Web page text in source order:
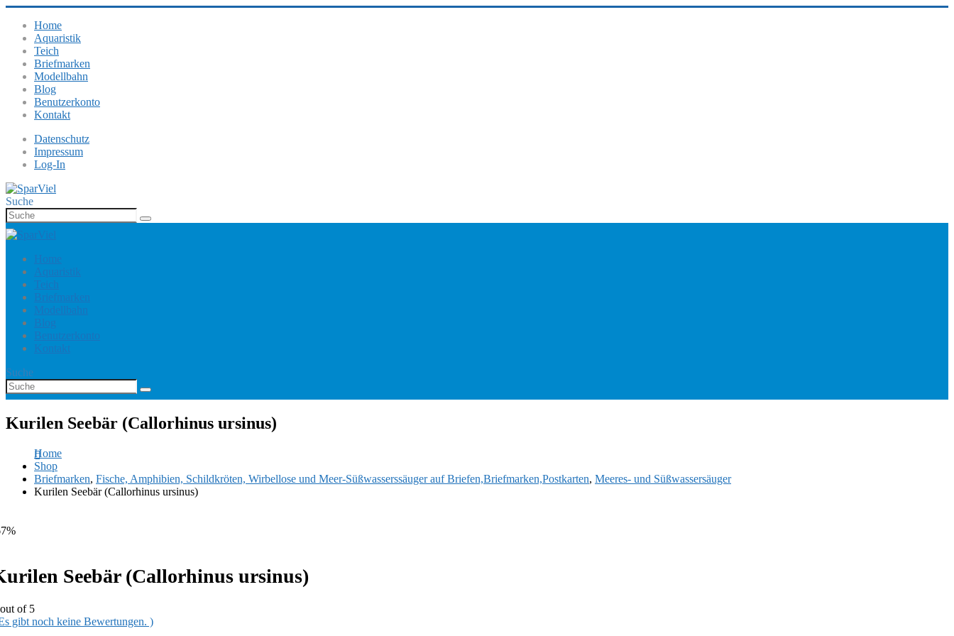
Home
Aquaristik
Teich
Briefmarken
Modellbahn
Blog
Benutzerkonto
Kontakt
Datenschutz
Impressum
Log-In
Suche
Home
Aquaristik
Teich
Briefmarken
Modellbahn
Blog
Benutzerkonto
Kontakt
Suche
Kurilen Seebär (Callorhinus ursinus)
Home
Shop
Briefmarken, Fische, Amphibien, Schildkröten, Wirbellose und Meer-Süßwasserssäuger auf Briefen,Briefmarken,Postkarten, Meeres- und Süßwassersäuger
Kurilen Seebär (Callorhinus ursinus)
Seebär (Callorhinus ursinus)
of 5
gibt noch keine Bewertungen. )